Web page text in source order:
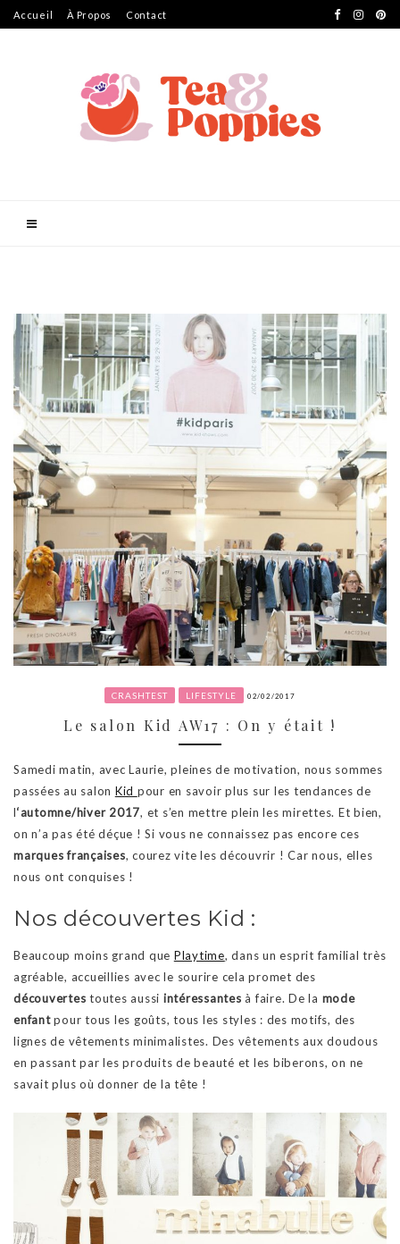
Accueil À Propos Contact
CRASHTEST LIFESTYLE 02/02/2017
Le salon Kid AW17 : On y était !
Samedi matin, avec Laurie, pleines de motivation, nous sommes
passées au salon Kid pour en savoir plus sur les tendances de
l‘automne/hiver 2017, et s’en mettre plein les mirettes. Et bien,
on n’a pas été déçue ! Si vous ne connaissez pas encore ces
marques françaises, courez vite les découvrir ! Car nous, elles
nous ont conquises !
Nos découvertes Kid :
Beaucoup moins grand que Playtime, dans un esprit familial très
agréable, accueillies avec le sourire cela promet des
découvertes toutes aussi intéressantes à faire. De la mode
enfantpour tous les goûts, tous les styles : des motifs, des
lignes de vêtements minimalistes. Des vêtements aux doudous
en passant par les produits de beauté et les biberons, on ne
savait plus où donner de la tête !